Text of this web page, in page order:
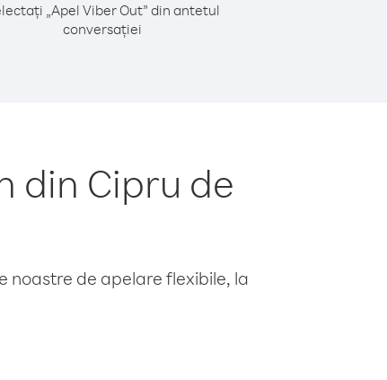
„Apel Viber Out” din antetul
conversației
din Cipru de
noastre de apelare flexibile, la